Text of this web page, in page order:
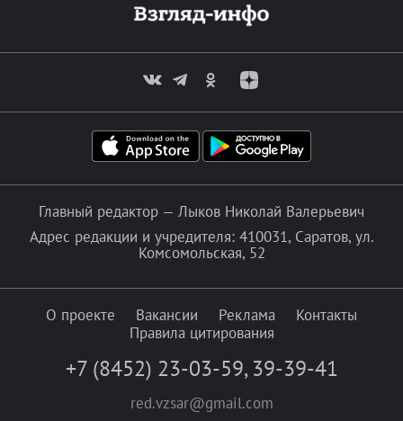
Главный редактор — Лыков Николай Валерьевич
Адрес редакции и учредителя: 410031, Саратов, ул.
Комсомольская, 52
О проекте Вакансии Реклама
Контакты
Правила цитирования
+7 (8452) 23-03-59, 39-39-41
red.vzsar@gmail.com